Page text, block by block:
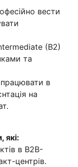
вести
(B2)
та
працювати в
на
які:
в B2B-
центрів.